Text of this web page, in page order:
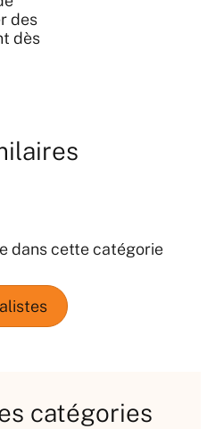
des
dès
dans cette catégorie
catégories